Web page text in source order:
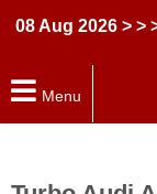
Aug 2026 > > >
Menu